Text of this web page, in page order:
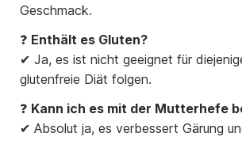
Geschmack.
❓ Enthält es Gluten?
✔ Ja, es ist nicht geeignet für
glutenfreie Diät folgen.
❓ Kann ich es mit der Mutterhefe
✔ Absolut ja, es verbessert Gärung